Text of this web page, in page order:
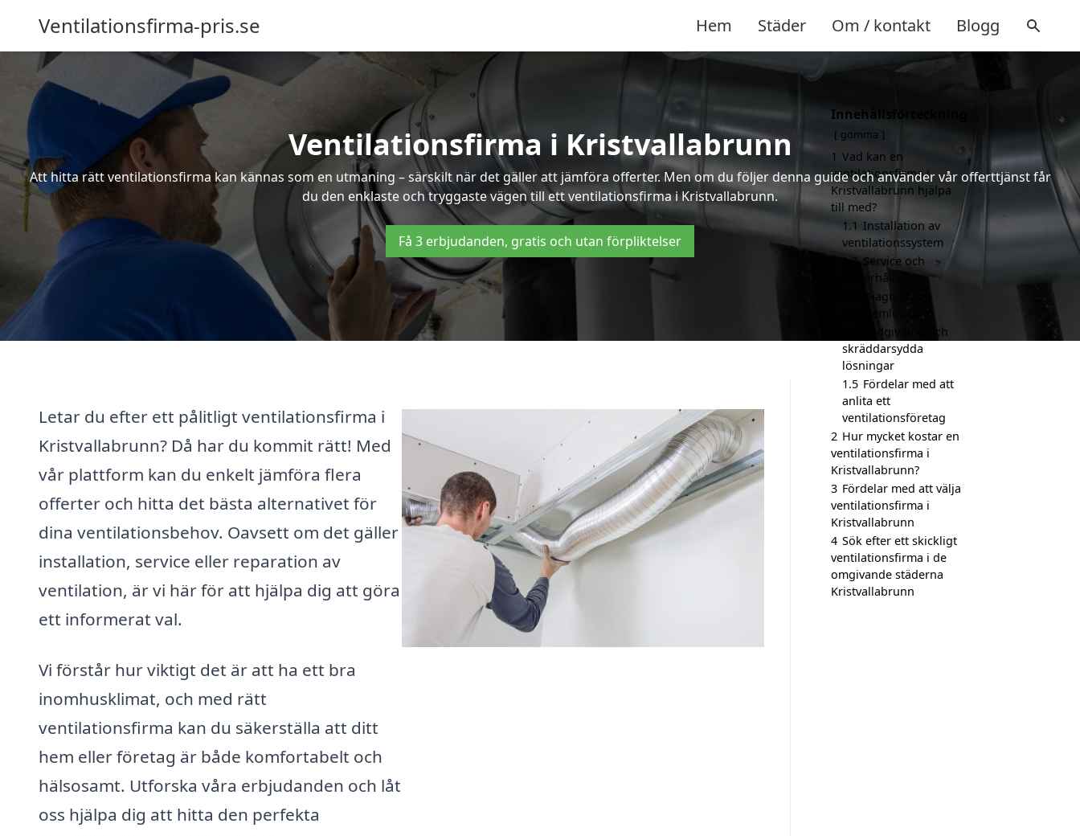
Ventilationsfirma-pris.se Hem Städer Om / kontakt Blogg
Ventilationsfirma i Kristvallabrunn
Att hitta rätt ventilationsfirma kan kännas som en utmaning – särskilt när det gäller att jämföra offerter. Men om du följer denna guide och använder vår offerttjänst får
du den enklaste och tryggaste vägen till ett ventilationsfirma i Kristvallabrunn.
Få 3 erbjudanden, gratis och utan förpliktelser
Letar du efter ett pålitligt ventilationsfirma i
Kristvallabrunn? Då har du kommit rätt! Med
vår plattform kan du enkelt jämföra flera
offerter och hitta det bästa alternativet för
dina ventilationsbehov. Oavsett om det gäller
installation, service eller reparation av
ventilation, är vi här för att hjälpa dig att göra
ett informerat val.
Vi förstår hur viktigt det är att ha ett bra
inomhusklimat, och med rätt
ventilationsfirma kan du säkerställa att ditt
hem eller företag är både komfortabelt och
hälsosamt. Utforska våra erbjudanden och låt
oss hjälpa dig att hitta den perfekta
Innehållsförteckning
gömma
1 Vad kan en
ventilationsfirma i
Kristvallabrunn hjälpa
till med?
1.1 Installation av
ventilationssystem
1.2 Service och
underhåll
Diagnos och
problemlösning
Rådgivning och
skräddarsydda
lösningar
1.5 Fördelar med att
anlita ett
ventilationsföretag
2 Hur mycket kostar en
ventilationsfirma i
Kristvallabrunn?
3 Fördelar med att välja
ventilationsfirma i
Kristvallabrunn
4 Sök efter ett skickligt
ventilationsfirma i de
omgivande städerna
Kristvallabrunn